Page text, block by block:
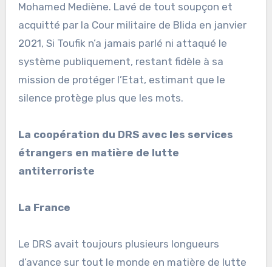
Mohamed Mediène. Lavé de tout soupçon et
acquitté par la Cour militaire de Blida en janvier
2021, Si Toufik n’a jamais parlé ni attaqué le
système publiquement, restant fidèle à sa
mission de protéger l’Etat, estimant que le
silence protège plus que les mots.
La coopération du DRS avec les services
étrangers en matière de lutte
antiterroriste
La France
Le DRS avait toujours plusieurs longueurs
d’avance sur tout le monde en matière de lutte